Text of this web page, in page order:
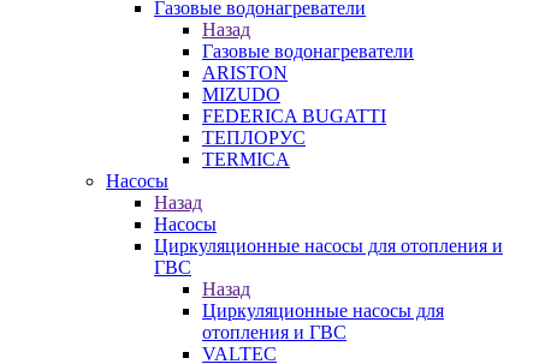
Газовые водонагреватели
Назад
Газовые водонагреватели
ARISTON
MIZUDO
FEDERICA BUGATTI
ТЕПЛОРУС
TERMICA
Насосы
Назад
Насосы
Циркуляционные насосы для отопления и
ГВС
Назад
Циркуляционные насосы для
отопления и ГВС
VALTEC